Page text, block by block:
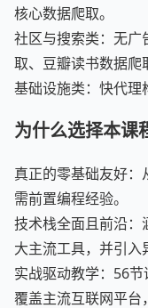
核心数据爬取。
社区与搜索类：无广
取、豆瓣读书数据爬
基础设施类：快代理
为什么选择本课
真正的零基础友好
需前置编程经验。
技术栈全面且前沿
大主流工具，并引入
实战驱动教学：56节
覆盖主流互联网平台